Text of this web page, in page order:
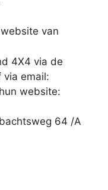
van
4X4 via de
via email:
website:
64 /A